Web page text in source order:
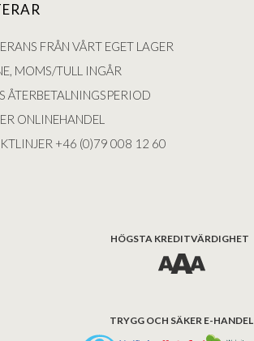
FRÅN VÅRT EGET LAGER
MOMS/TULL INGÅR
ÅTERBETALNINGSPERIOD
ONLINEHANDEL
+46 (0)79 008 12 60
HÖGSTA KREDITVÄRDIGHET
TRYGG OCH SÄKER E-HANDEL